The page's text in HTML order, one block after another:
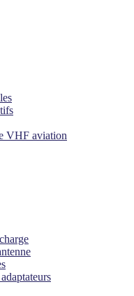
VHF aviation